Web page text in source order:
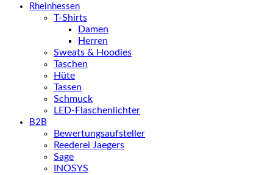
Rheinhessen
T-Shirts
Damen
Herren
Sweats & Hoodies
Taschen
Hüte
Tassen
Schmuck
LED-Flaschenlichter
B2B
Bewertungsaufsteller
Reederei Jaegers
Sage
INOSYS